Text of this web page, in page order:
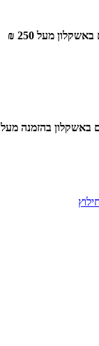
מעל 250 ₪
בהזמנה מעל 250 ₪